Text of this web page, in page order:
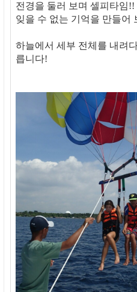
전경을 둘러 보며 셀피타임!!
잊을 수 없는 기억을 만들어
하늘에서 세부 전체를 내려
릅니다!